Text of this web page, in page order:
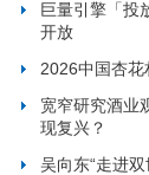
巨量引擎「投
开放
2026中国杏
宽窄研究酒业
现复兴？
吴向东“走进